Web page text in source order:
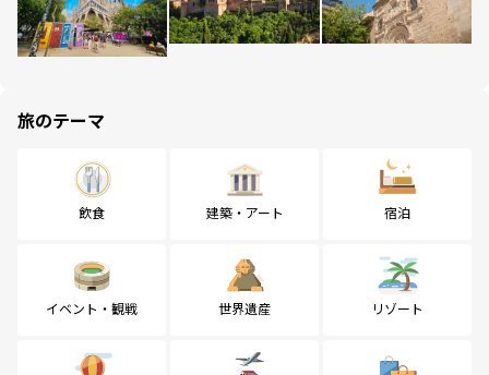
旅のテーマ
飲食 建築・アート 宿泊
イベント・観戦 世界遺産 リゾート